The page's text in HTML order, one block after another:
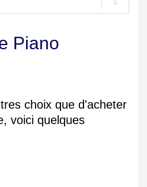
Piano
choix que d'acheter
voici quelques